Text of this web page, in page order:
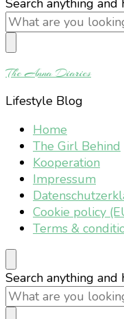
for
Something?
Search anything and
The Anna Diaries
Lifestyle Blog
Home
The Girl Behind
Kooperation
Impressum
Cookie policy
Terms &
Looking
for
Something?
Search anything and